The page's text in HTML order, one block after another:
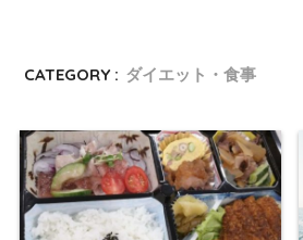
CATEGORY : ダイエット・食事